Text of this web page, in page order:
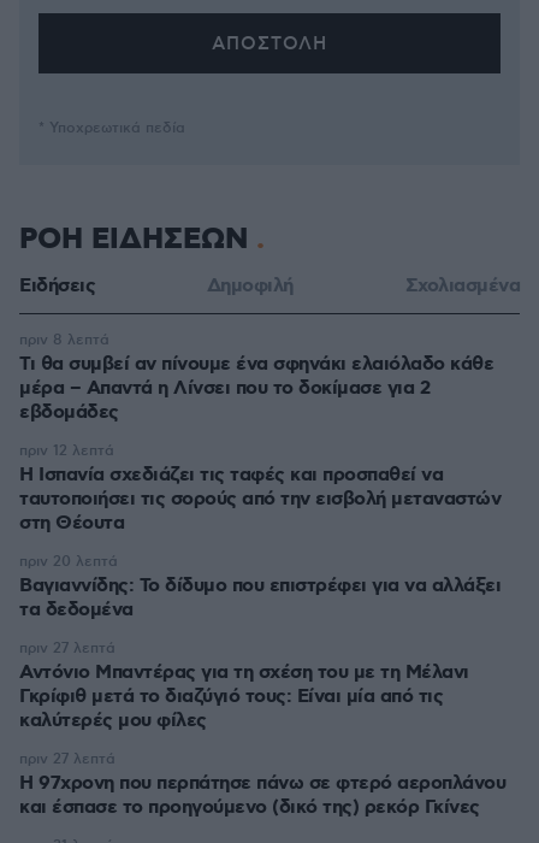
* Υποχρεωτικά πεδία
ΡΟΗ ΕΙΔΗΣΕΩΝ
Ειδήσεις Δημοφιλή Σχολιασμένα
Τι θα συμβεί αν πίνουμε ένα σφηνάκι ελαιόλαδο κάθε
μέρα – Απαντά η Λίνσει που το δοκίμασε για 2
εβδομάδες
πριν 8 λεπτά
Η Ισπανία σχεδιάζει τις ταφές και προσπαθεί να
ταυτοποιήσει τις σορούς από την εισβολή μεταναστών
στη Θέουτα
πριν 12 λεπτά
Βαγιαννίδης: Το δίδυμο που επιστρέφει για να αλλάξει
τα δεδομένα
πριν 20 λεπτά
Αντόνιο Μπαντέρας για τη σχέση του με τη Μέλανι
Γκρίφιθ μετά το διαζύγιό τους: Είναι μία από τις
καλύτερές μου φίλες
πριν 27 λεπτά
Η 97χρονη που περπάτησε πάνω σε φτερό αεροπλάνου
και έσπασε το προηγούμενο (δικό της) ρεκόρ Γκίνες
πριν 27 λεπτά